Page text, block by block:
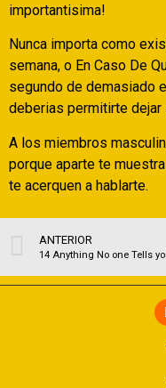
importantisima!
Nunca importa como
semana, o En Caso De
segundo de demasiado
deberias permitirte dejar
A los miembros
porque aparte te
te acerquen a hablarte.
ANTERIOR